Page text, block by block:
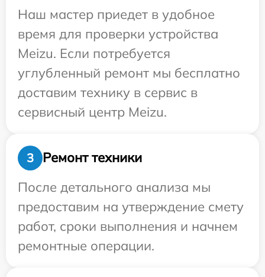
Наш мастер приедет в удобное
время для проверки устройства
Meizu. Если потребуется
углубленный ремонт мы бесплатно
доставим технику в сервис в
сервисный центр Meizu.
3
Ремонт техники
После детального анализа мы
предоставим на утверждение смету
работ, сроки выполнения и начнем
ремонтные операции.